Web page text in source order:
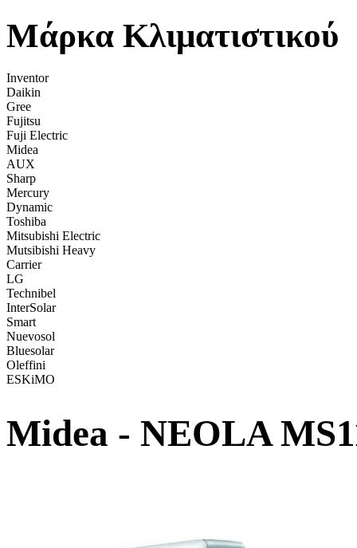
Μάρκα Κλιματιστικού
Inventor
Daikin
Gree
Fujitsu
Fuji Electric
Midea
AUX
Sharp
Mercury
Dynamic
Toshiba
Mitsubishi Electric
Mutsibishi Heavy
Carrier
LG
Technibel
InterSolar
Smart
Nuevosol
Bluesolar
Oleffini
ESKiMO
Midea - NEOLA